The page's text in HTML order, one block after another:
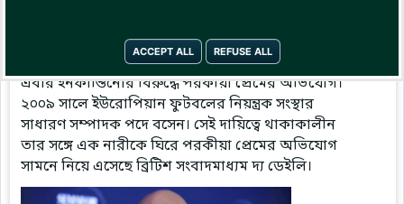
ACCEPT ALL REFUSE ALL
50 minutes ago
এবার ইনফান্তিনোর বিরুদ্ধে পরকীয়া প্রেমের অভিযোগ।
২০০৯ সালে ইউরোপিয়ান ফুটবলের নিয়ন্ত্রক সংস্থার
সাধারণ সম্পাদক পদে বসেন। সেই দায়িত্বে থাকাকালীন
তার সঙ্গে এক নারীকে ঘিরে পরকীয়া প্রেমের অভিযোগ
সামনে নিয়ে এসেছে ব্রিটিশ সংবাদমাধ্যম দ্য ডেইলি।